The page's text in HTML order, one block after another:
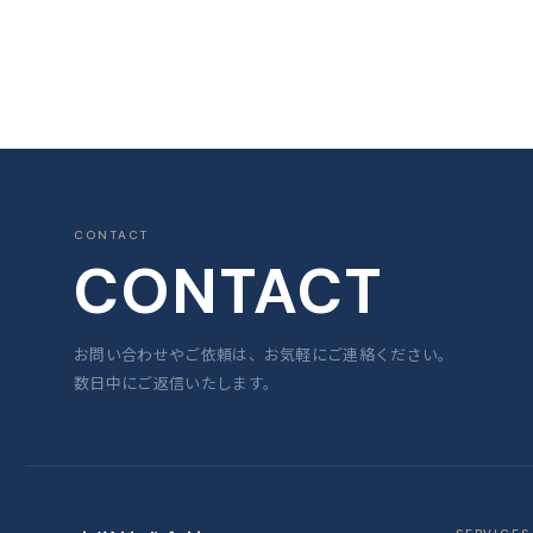
CONTACT
CONTACT
お問い合わせやご依頼は、お気軽にご連絡ください。
数日中にご返信いたします。